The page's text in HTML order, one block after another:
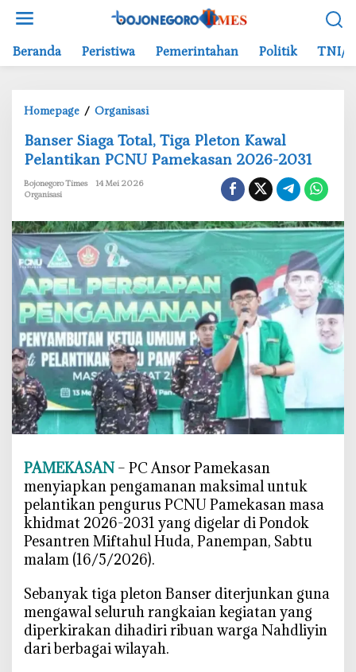
Beranda Peristiwa Pemerintahan Politik TNI/
Homepage / Organisasi
a
n
S
i
a
g
a
T
t
a
l
,
T
g
a
P
l
e
t
o
K
a
w
a
‎Banser Siaga Total, Tiga Pleton Kawal
Pelantikan PCNU Pamekasan 2026-2031
Bojonegoro Times
14 Mei 2026
Organisasi
PAMEKASAN– PC Ansor Pamekasan
menyiapkan pengamanan maksimal untuk
pelantikan pengurus PCNU Pamekasan masa
khidmat 2026-2031 yang digelar di Pondok
Pesantren Miftahul Huda, Panempan, Sabtu
malam (16/5/2026).
‎Sebanyak tiga pleton Banser diterjunkan guna
mengawal seluruh rangkaian kegiatan yang
diperkirakan dihadiri ribuan warga Nahdliyin
dari berbagai wilayah.